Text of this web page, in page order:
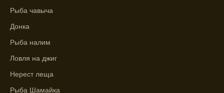
выбирать оптимальное время для рыбной
Рыба чавыча
Донка
Рыба налим
Ловля на джиг
Нерест леща
Рыба Шамайка